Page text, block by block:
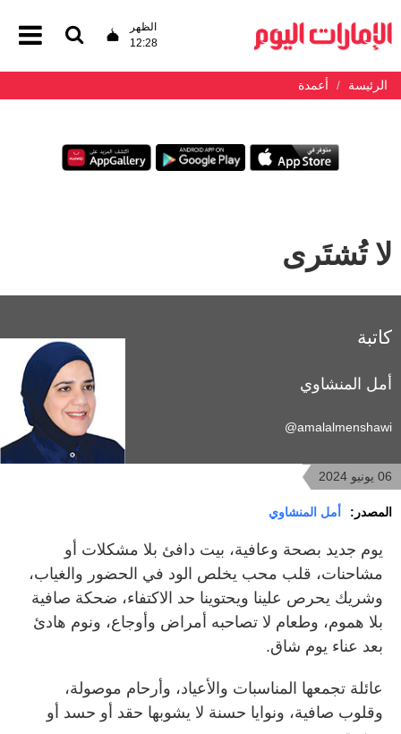
الظهر
12:28
الرئيسة أعمدة
لا تُشتَرى
كاتبة
أمل المنشاوي
amalalmenshawi@
06 يونيو 2024
المصدر: أمل المنشاوي
يوم جديد بصحة وعافية، بيت دافئ بلا مشكلات أو
مشاحنات، قلب محب يخلص الود في الحضور والغياب،
وشريك يحرص علينا ويحتوينا حد الاكتفاء، ضحكة صافية
بلا هموم، وطعام لا تصاحبه أمراض وأوجاع، ونوم هادئ
بعد عناء يوم شاق.
عائلة تجمعها المناسبات والأعياد، وأرحام موصولة،
وقلوب صافية، ونوايا حسنة لا يشوبها حقد أو حسد أو